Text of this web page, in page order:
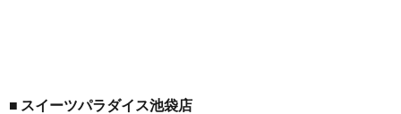
スイーツパラダイス池袋店